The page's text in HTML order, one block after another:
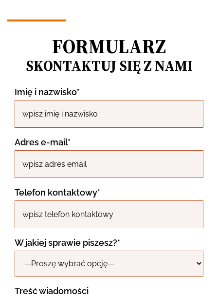
FORMULARZ
SKONTAKTUJ SIĘ Z NAMI
Imię i nazwisko*
Adres e-mail*
Telefon kontaktowy*
W jakiej sprawie piszesz?*
Treść wiadomości